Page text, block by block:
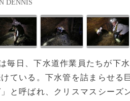
DENNIS
毎日、下水道作業員たちが下
ている。下水管を詰まらせる
と呼ばれ、クリスマスシーズ